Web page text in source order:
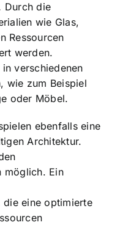
Durch die
wie Glas,
Ressourcen
werden.
verschiedenen
wie zum Beispiel
oder Möbel.
ebenfalls eine
Architektur.
möglich. Ein
die eine optimierte